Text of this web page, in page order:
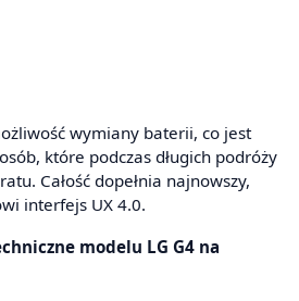
wymiany baterii, co jest
które podczas długich podróży
Całość dopełnia najnowszy,
interfejs UX 4.0.
modelu LG G4 na